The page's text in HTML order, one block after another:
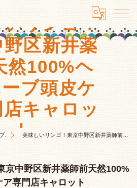
リンゴ！
区新井薬
然100%ヘ
ブ頭皮ケ
キャロッ
ト
ブログ 美味しいリンゴ！東京中野区新井薬師前天然100%ヘナ&ハーブ頭皮ケア専門店キャロット
京中野区新井薬師前天然100%
専門店キャロット